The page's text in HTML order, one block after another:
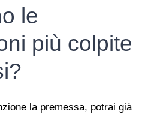
le
più colpite
la premessa, potrai già